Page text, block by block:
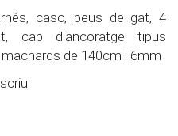
casc, peus de gat, 4
cap d'ancoratge tipus
de 140cm i 6mm